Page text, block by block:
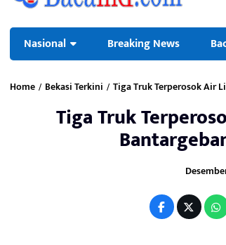
Nasional Breaking News
Home / Bekasi Terkini / Tiga Truk Terperosok Air
Tiga Truk